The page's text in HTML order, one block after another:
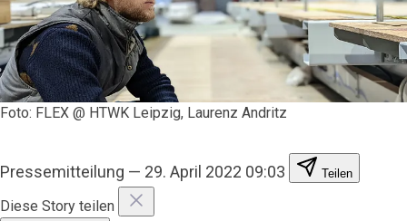
Foto: FLEX @ HTWK Leipzig, Laurenz Andritz
Pressemitteilung — 29. April 2022 09:03 Teilen
Diese Story teilen